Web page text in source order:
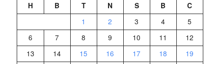
H
B T N S B
C
1
2 3 4
5
6
7 8 9 10 11
12
13
14 15 16 17 18
19